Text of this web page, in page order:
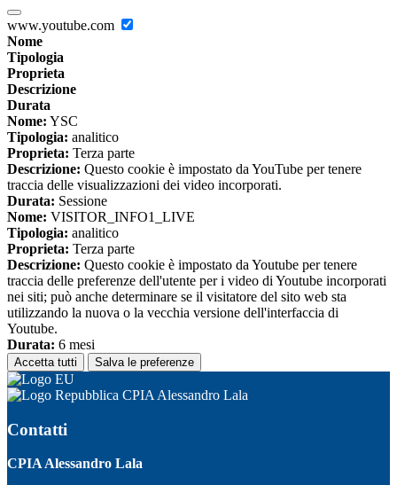
www.youtube.com
Nome
Tipologia
Proprieta
Descrizione
Durata
Nome: YSC
Tipologia: analitico
Proprieta: Terza parte
Descrizione: Questo cookie è impostato da YouTube per tenere
traccia delle visualizzazioni dei video incorporati.
Durata: Sessione
Nome: VISITOR_INFO1_LIVE
Tipologia: analitico
Proprieta: Terza parte
Descrizione: Questo cookie è impostato da Youtube per tenere
traccia delle preferenze dell'utente per i video di Youtube incorporati
nei siti; può anche determinare se il visitatore del sito web sta
utilizzando la nuova o la vecchia versione dell'interfaccia di
Youtube.
Durata: 6 mesi
Accetta tutti Salva le preferenze
CPIA Alessandro Lala
Contatti
CPIA Alessandro Lala